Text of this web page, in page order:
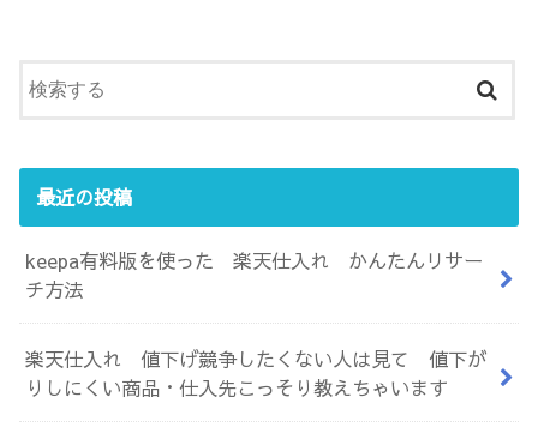
最近の投稿
keepa有料版を使った 楽天仕入れ かんたんリサー
チ方法
楽天仕入れ 値下げ競争したくない人は見て 値下が
りしにくい商品・仕入先こっそり教えちゃいます